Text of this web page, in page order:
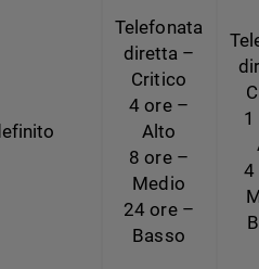
Telefonata
diretta –
Critico
4 ore –
Alto
8 ore –
Medio
24 ore –
Basso
1
4